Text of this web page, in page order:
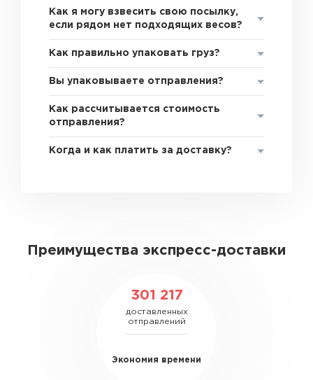
Как я могу взвесить свою посылку,
если рядом нет подходящих весов?
Как правильно упаковать груз?
Вы упаковываете отправления?
Как рассчитывается стоимость
отправления?
Когда и как платить за доставку?
Преимущества экспресс-доставки
301 217
доставленных
отправлений
Экономия времени